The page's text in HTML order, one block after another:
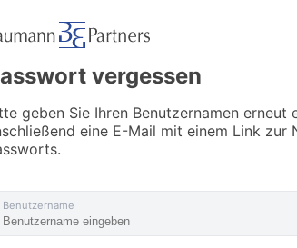
vergessen
geben Sie Ihren Benutzernamen erneut
eine E-Mail mit einem Link zur
Benutzername